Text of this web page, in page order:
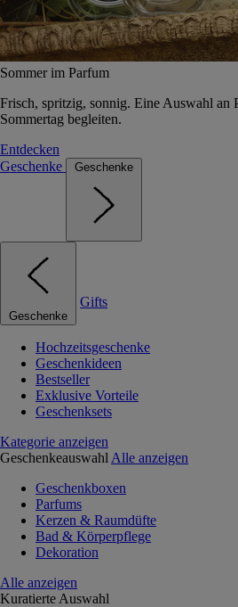
Sommer im Parfum
Frisch, spritzig, sonnig. Eine Auswahl an
Sommertag begleiten.
Entdecken
Geschenke
Geschenke
Geschenke
Gifts
Hochzeitsgeschenke
Geschenkideen
Bestseller
Exklusive Vorteile
Geschenksets
Kategorie anzeigen
Geschenkeauswahl Alle anzeigen
Geschenkboxen
Parfums
Kerzen & Raumdüfte
Bad & Körperpflege
Dekoration
Alle anzeigen
Kuratierte Auswahl